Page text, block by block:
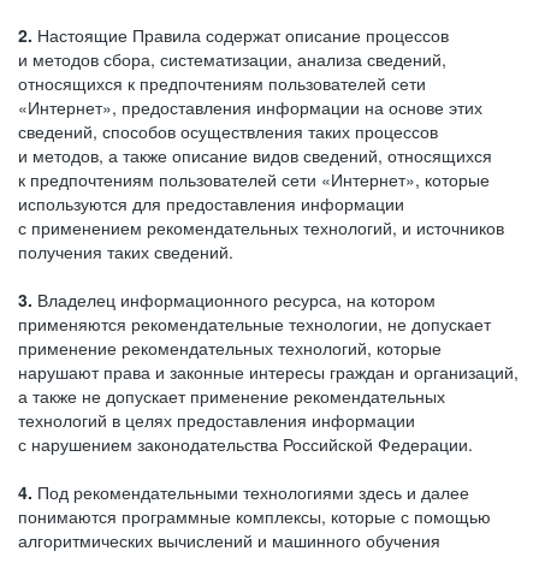
2. Настоящие Правила содержат описание процессов
и методов сбора, систематизации, анализа сведений,
относящихся к предпочтениям пользователей сети
«Интернет», предоставления информации на основе этих
сведений, способов осуществления таких процессов
и методов, а также описание видов сведений, относящихся
к предпочтениям пользователей сети «Интернет», которые
используются для предоставления информации
с применением рекомендательных технологий, и источников
получения таких сведений.
3. Владелец информационного ресурса, на котором
применяются рекомендательные технологии, не допускает
применение рекомендательных технологий, которые
нарушают права и законные интересы граждан и организаций,
а также не допускает применение рекомендательных
технологий в целях предоставления информации
с нарушением законодательства Российской Федерации.
4. Под рекомендательными технологиями здесь и далее
понимаются программные комплексы, которые с помощью
алгоритмических вычислений и машинного обучения